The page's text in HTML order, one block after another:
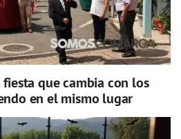
que cambia con los
en el mismo lugar